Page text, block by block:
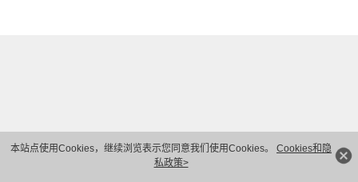
本站点使用Cookies，继续浏览表示您同意我们使用Cookies。 Cookies和隐
私政策>